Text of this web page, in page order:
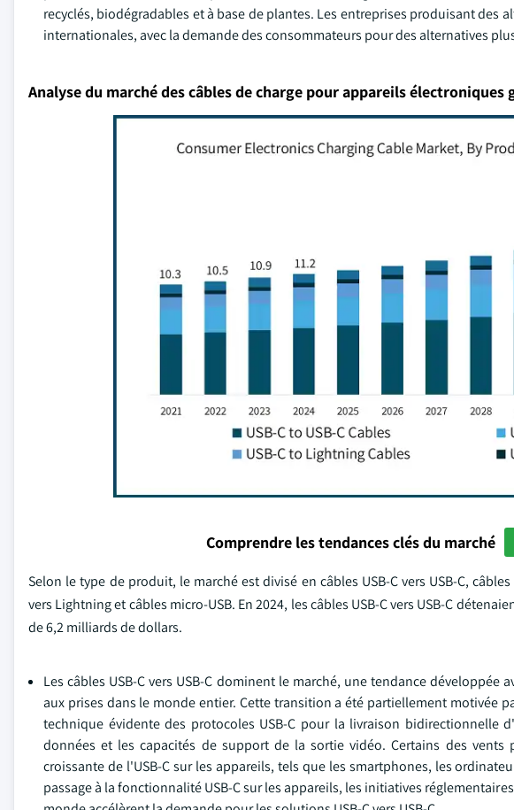
recyclés, biodégradables et à base de plantes. Les entreprises produisant des
internationales, avec la demande des consommateurs pour des alternatives
Analyse du marché des câbles de charge pour appareils électroniques
Comprendre les tendances clés du marché
Selon le type de produit, le marché est divisé en câbles USB-C vers USB-C,
vers Lightning et câbles micro-USB. En 2024, les câbles USB-C vers USB-C
de 6,2 milliards de dollars.
Les câbles USB-C vers USB-C dominent le marché, une tendance développée
aux prises dans le monde entier. Cette transition a été partiellement motivée
technique évidente des protocoles USB-C pour la livraison bidirectionnelle
données et les capacités de support de la sortie vidéo. Certains des
croissante de l'USB-C sur les appareils, tels que les smartphones, les
passage à la fonctionnalité USB-C sur les appareils, les initiatives